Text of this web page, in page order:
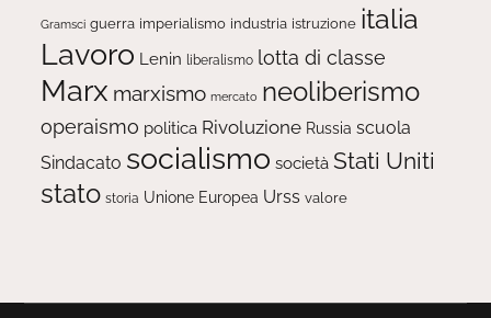
Gramsci guerra imperialismo industria istruzione italia
Lavoro Lenin liberalismo lotta di classe
Marx marxismo mercato neoliberismo
operaismo politica Rivoluzione Russia scuola
Sindacato socialismo società Stati Uniti
stato storia Unione Europea Urss valore